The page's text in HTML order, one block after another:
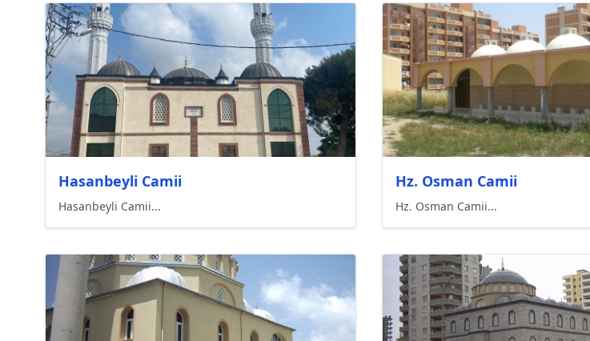
Hasanbeyli Camii
Hasanbeyli Camii...
Hz. Osman Camii
Hz. Osman Camii...